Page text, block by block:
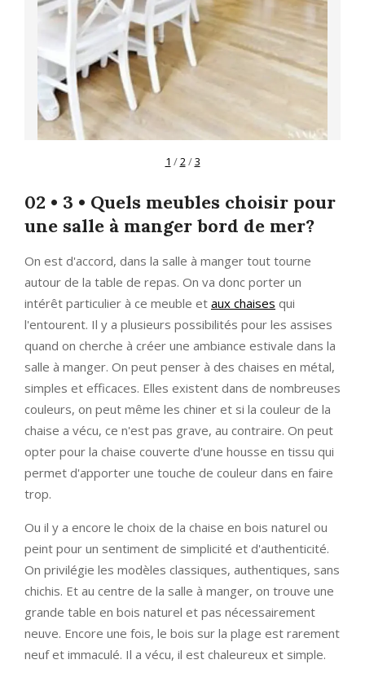
1 /2/3
02 • 3 • Quels meubles choisir pour
une salle à manger bord de mer?
On est d'accord, dans la salle à manger tout tourne
autour de la table de repas. On va donc porter un
intérêt particulier à ce meuble et aux chaises qui
l'entourent. Il y a plusieurs possibilités pour les assises
quand on cherche à créer une ambiance estivale dans la
salle à manger. On peut penser à des chaises en métal,
simples et efficaces. Elles existent dans de nombreuses
couleurs, on peut même les chiner et si la couleur de la
chaise a vécu, ce n'est pas grave, au contraire. On peut
opter pour la chaise couverte d'une housse en tissu qui
permet d'apporter une touche de couleur dans en faire
trop.
Ou il y a encore le choix de la chaise en bois naturel ou
peint pour un sentiment de simplicité et d'authenticité.
On privilégie les modèles classiques, authentiques, sans
chichis. Et au centre de la salle à manger, on trouve une
grande table en bois naturel et pas nécessairement
neuve. Encore une fois, le bois sur la plage est rarement
neuf et immaculé. Il a vécu, il est chaleureux et simple.